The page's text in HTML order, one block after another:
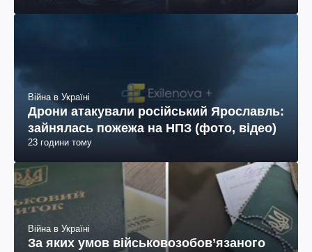
Війна в Україні
Дрони атакували російський Ярославль:
зайнялась пожежа на НПЗ (фото, відео)
23 години тому
Війна в Україні
За яких умов військовозобов’язаного